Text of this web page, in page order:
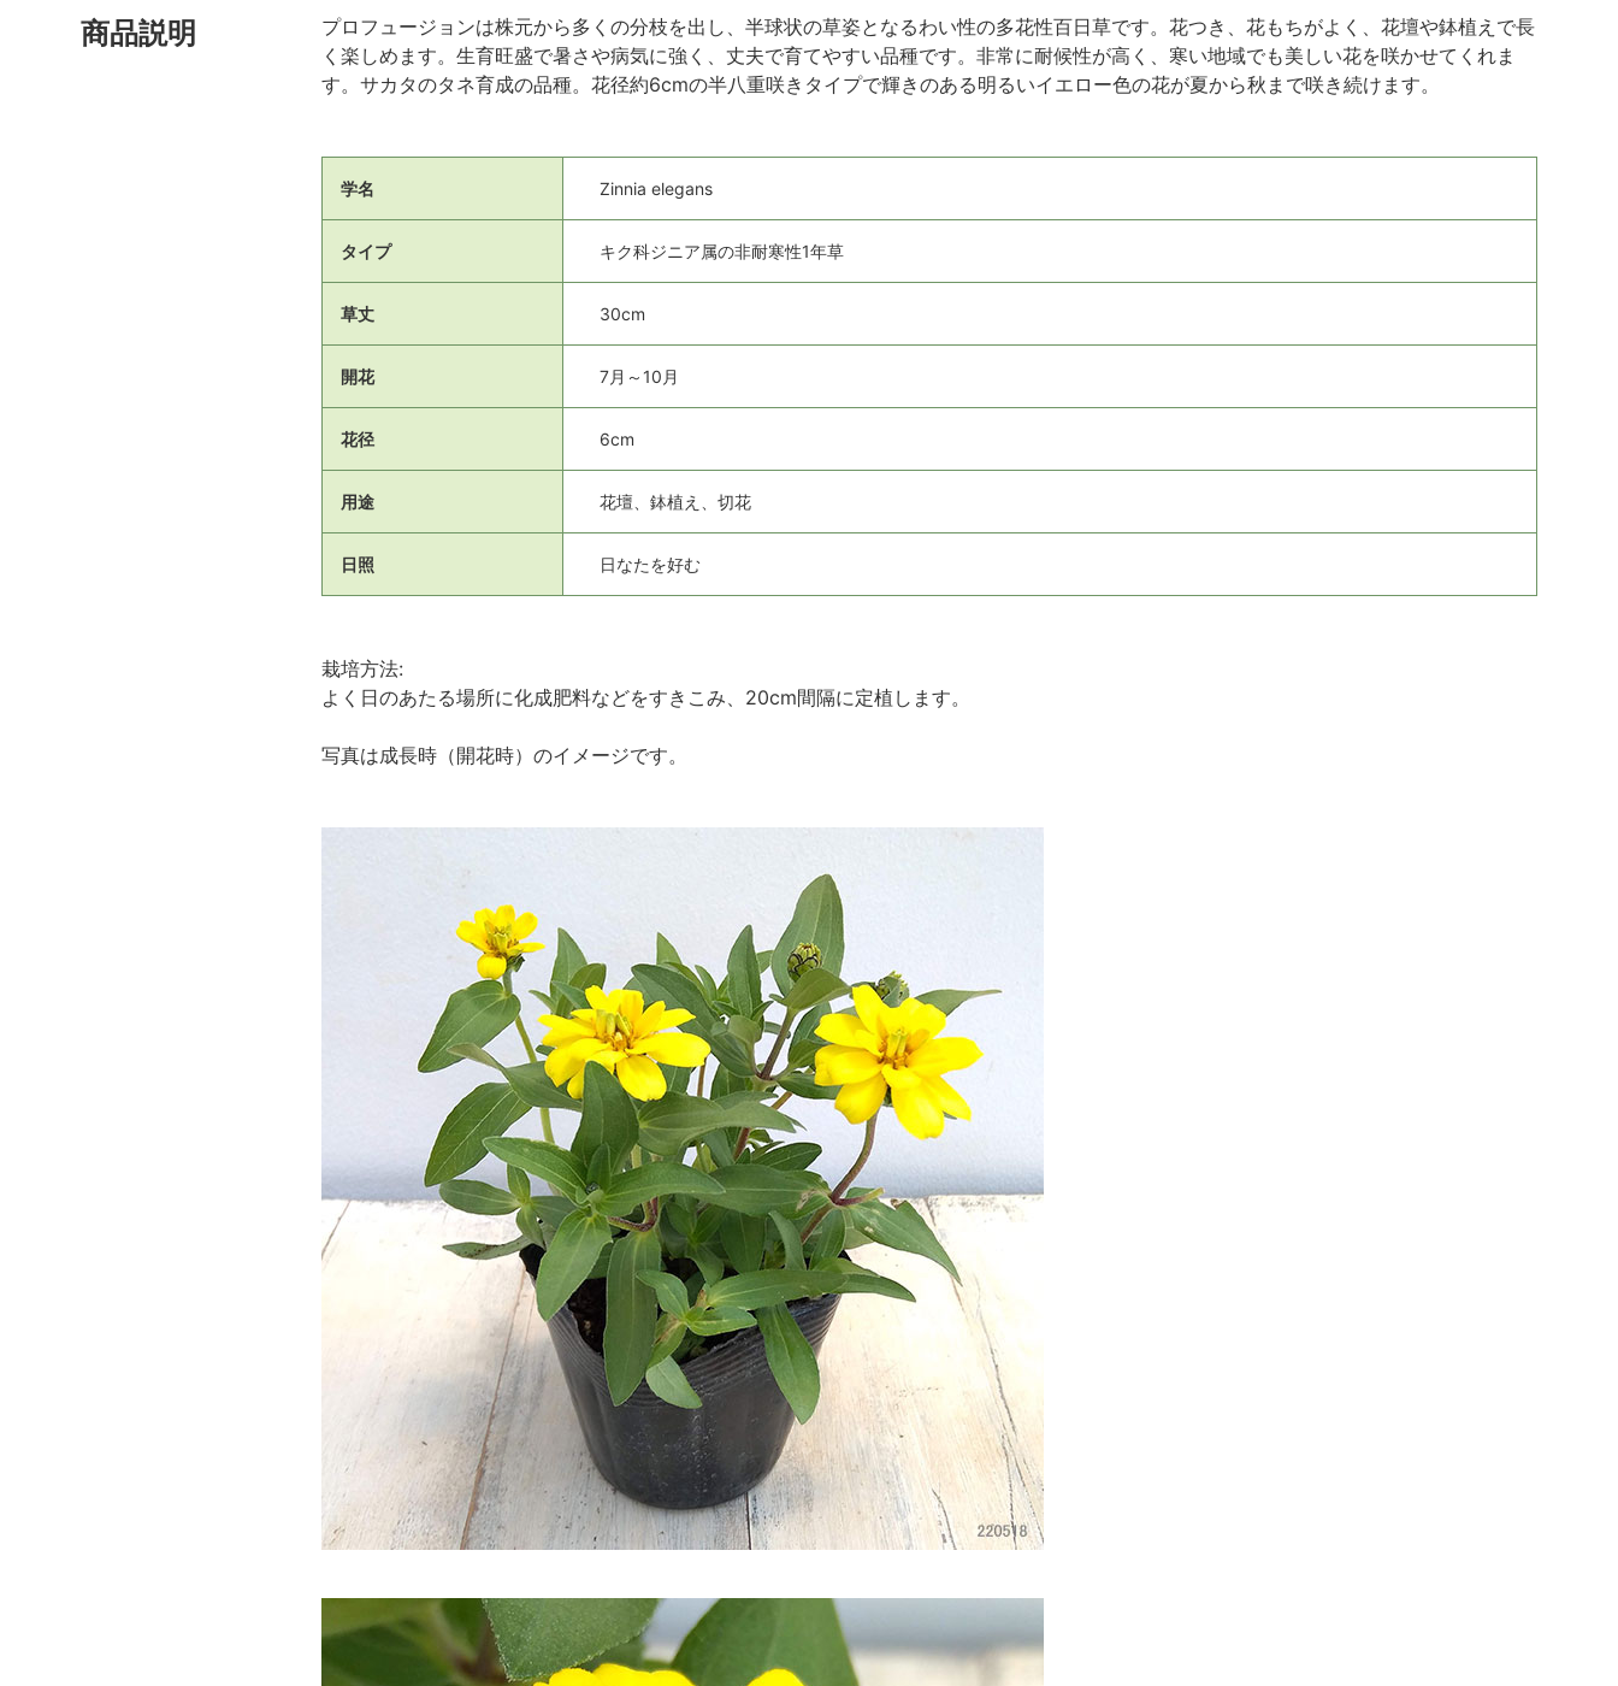
商品説明
プロフュージョンは株元から多くの分枝を出し、半球状の草姿となるわい性の多花性百日草です。花つき、花もちがよく、花壇や鉢植えで長
く楽しめます。生育旺盛で暑さや病気に強く、丈夫で育てやすい品種です。非常に耐候性が高く、寒い地域でも美しい花を咲かせてくれま
す。サカタのタネ育成の品種。花径約6cmの半八重咲きタイプで輝きのある明るいイエロー色の花が夏から秋まで咲き続けます。
学名 Zinnia elegans
タイプ キク科ジニア属の非耐寒性1年草
草丈 30cm
開花 7月～10月
花径 6cm
用途 花壇、鉢植え、切花
日照 日なたを好む
栽培方法:
よく日のあたる場所に化成肥料などをすきこみ、20cm間隔に定植します。
写真は成長時（開花時）のイメージです。